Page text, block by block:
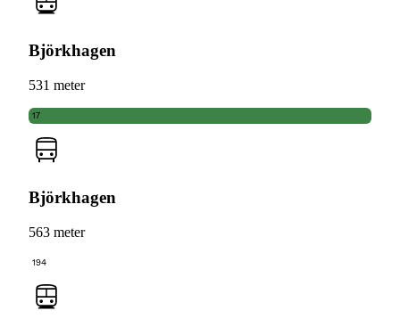
Björkhagen
531 meter
17
Björkhagen
563 meter
194